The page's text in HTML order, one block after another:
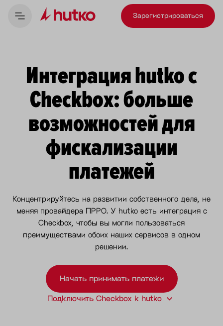
Зарегистрироваться
Интеграция hutko с
Checkbox: больше
возможностей для
фискализации
платежей
Концентрируйтесь на развитии собственного дела, не
меняя провайдера ПРРО. У hutko есть интеграция с
Checkbox, чтобы вы могли пользоваться
преимуществами обоих наших сервисов в одном
решении.
Начать принимать платежи
Подключить Checkbox к hutko